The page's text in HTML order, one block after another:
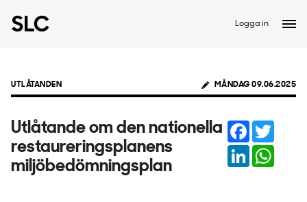
Logga in
UTLÅTANDEN MÅNDAG 09.06.2025
Utlåtande om den nationella
restaureringsplanens
miljöbedömningsplan
Facebook
LinkedIn